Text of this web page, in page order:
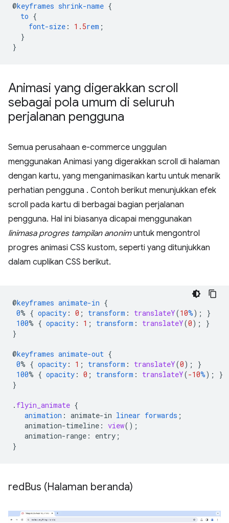
@keyframes shrink-name {
to {
font-size : 1.5rem ;
}
}
Animasi yang digerakkan scroll
sebagai pola umum di seluruh
perjalanan pengguna
Semua perusahaan e-commerce unggulan
menggunakan Animasi yang digerakkan scroll di halaman
dengan kartu, yang menganimasikan kartu untuk menarik
perhatian pengguna . Contoh berikut menunjukkan efek
scroll pada kartu di berbagai bagian perjalanan
pengguna. Hal ini biasanya dicapai menggunakan
linimasa progres tampilan anonimuntuk mengontrol
progres animasi CSS kustom, seperti yang ditunjukkan
dalam cuplikan CSS berikut.
@keyframes animate-in {
0% { opacity : 0 ; transform : translateY(10%);
}
100% { opacity : 1 ; transform : translateY(0);
}
}
@keyframes animate-out {
0% { opacity : 1 ; transform : translateY(0);
}
100% { opacity : 0 ; transform : translateY(-10%);
}
}
. flyin_animate {
animation : animate-in linear forwards ;
animation-timeline : view();
animation-range : entry ;
}
redBus (Halaman beranda)